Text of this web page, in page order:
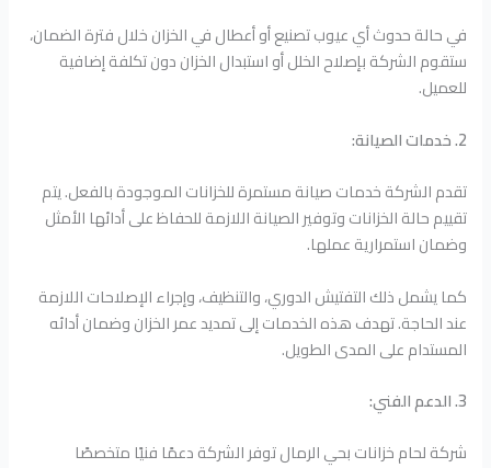
في حالة حدوث أي عيوب تصنيع أو أعطال في الخزان خلال فترة الضمان،
ستقوم الشركة بإصلاح الخلل أو استبدال الخزان دون تكلفة إضافية
للعميل.
2. خدمات الصيانة:
تقدم الشركة خدمات صيانة مستمرة للخزانات الموجودة بالفعل. يتم
تقييم حالة الخزانات وتوفير الصيانة اللازمة للحفاظ على أدائها الأمثل
وضمان استمرارية عملها.
كما يشمل ذلك التفتيش الدوري، والتنظيف، وإجراء الإصلاحات اللازمة
عند الحاجة. تهدف هذه الخدمات إلى تمديد عمر الخزان وضمان أدائه
المستدام على المدى الطويل.
3. الدعم الفني:
شركة لحام خزانات بحي الرمال توفر الشركة دعمًا فنيًا متخصصًا